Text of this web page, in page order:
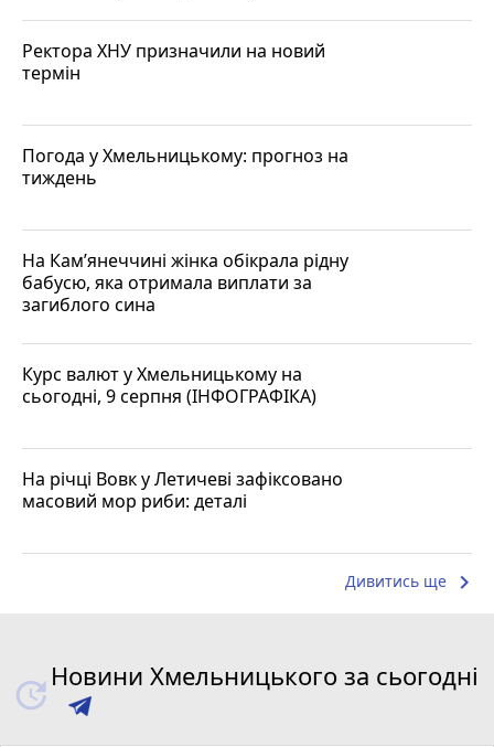
Ректора ХНУ призначили на новий
термін
Погода у Хмельницькому: прогноз на
тиждень
На Кам’янеччині жінка обікрала рідну
бабусю, яка отримала виплати за
загиблого сина
Курс валют у Хмельницькому на
сьогодні, 9 серпня (ІНФОГРАФІКА)
На річці Вовк у Летичеві зафіксовано
масовий мор риби: деталі
Дивитись ще keyboard_arrow_right
Новини Хмельницького за сьогодні